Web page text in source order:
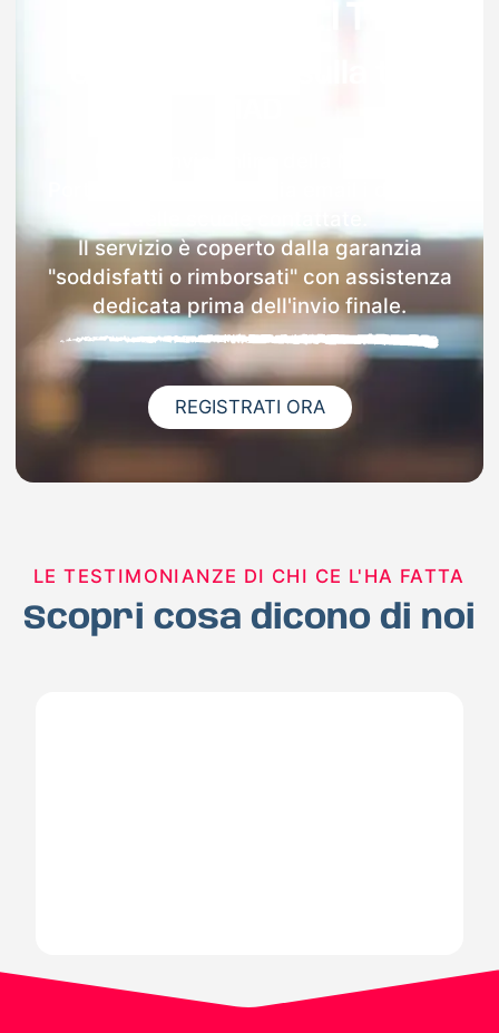
Il servizio è coperto dalla garanzia
"soddisfatti o rimborsati" con assistenza
dedicata prima dell'invio finale.
REGISTRATI ORA
LE TESTIMONIANZE DI CHI CE L'HA FATTA
Scopri cosa dicono di noi